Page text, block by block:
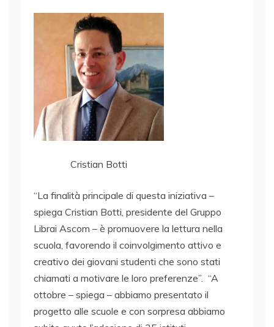
Cristian Botti
“La finalità principale di questa iniziativa –
spiega Cristian Botti, presidente del Gruppo
Librai Ascom – è promuovere la lettura nella
scuola, favorendo il coinvolgimento attivo e
creativo dei giovani studenti che sono stati
chiamati a motivare le loro preferenze”. “A
ottobre – spiega – abbiamo presentato il
progetto alle scuole e con sorpresa abbiamo